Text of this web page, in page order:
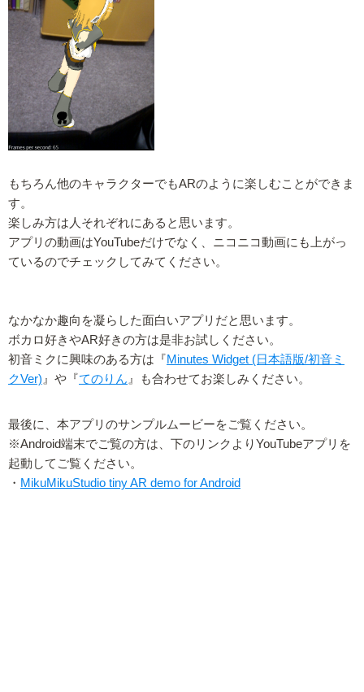
もちろん他のキャラクターでもARのように楽しむことができま
す。
楽しみ方は人それぞれにあると思います。
アプリの動画はYouTubeだけでなく、ニコニコ動画にも上がっ
ているのでチェックしてみてください。
なかなか趣向を凝らした面白いアプリだと思います。
ボカロ好きやAR好きの方は是非お試しください。
初音ミクに興味のある方は『Minutes Widget (日本語版/初音ミ
クVer) 』や『てのりん 』も合わせてお楽しみください。
最後に、本アプリのサンプルムービーをご覧ください。
※Android端末でご覧の方は、下のリンクよりYouTubeアプリを
起動してご覧ください。
・ MikuMikuStudio tiny AR demo for Android